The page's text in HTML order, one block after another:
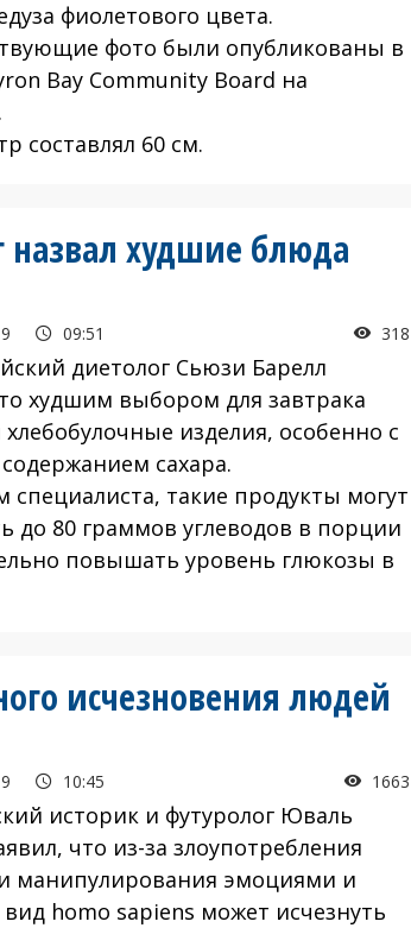
фиолетового цвета.
фото были опубликованы в
Bay Community Board на
составлял 60 см.
назвал худшие блюда
09:51 318
диетолог Сьюзи Барелл
худшим выбором для завтрака
изделия, особенно с
сахара.
специалиста, такие продукты могут
до 80 граммов углеводов в порции
повышать уровень глюкозы в
исчезновения людей
10:45 1663
историк и футуролог Юваль
что из-за злоупотребления
манипулирования эмоциями и
homo sapiens может исчезнуть